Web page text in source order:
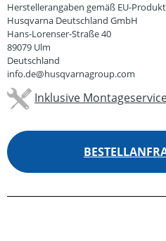
Herstellerangaben gemäß EU-
Husqvarna Deutschland GmbH
Hans-Lorenser-Straße 40
89079 Ulm
Deutschland
info.de@husqvarnagroup.com
Inklusive